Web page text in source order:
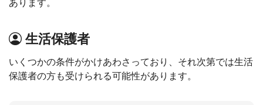
あります。
生活保護者
いくつかの条件がかけあわさっており、それ次第では生活
保護者の方も受けられる可能性があります。